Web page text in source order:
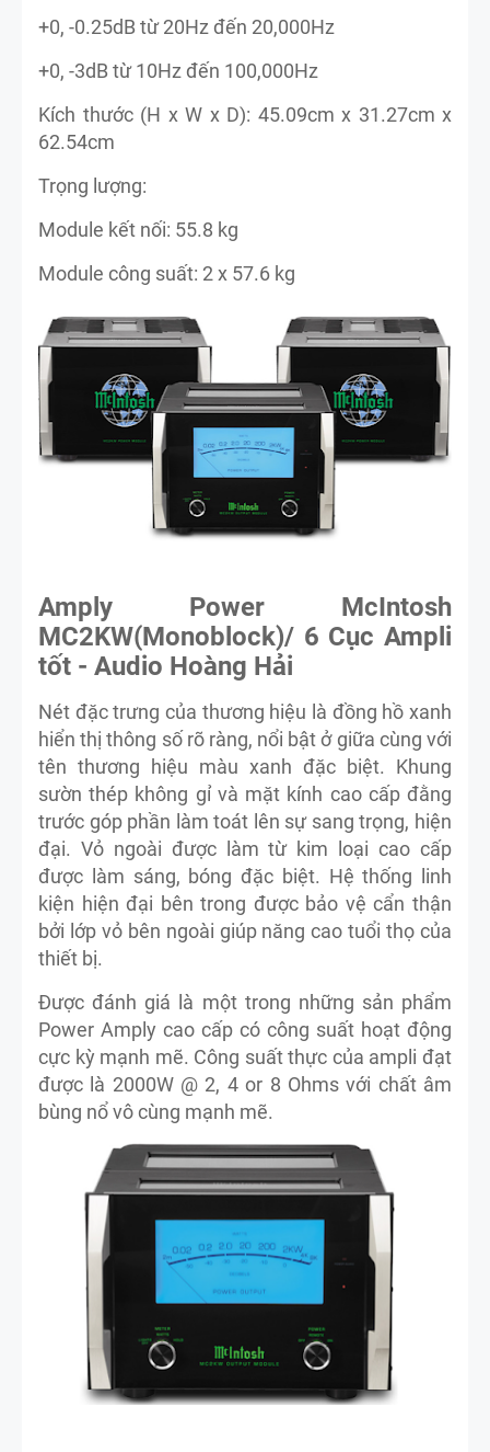
+0, -0.25dB từ 20Hz đến 20,000Hz
+0, -3dB từ 10Hz đến 100,000Hz
Kích thước (H x W x D): 45.09cm x 31.27cm x
62.54cm
Trọng lượng:
Module kết nối: 55.8 kg
Module công suất: 2 x 57.6 kg
Amply Power McIntosh
MC2KW(Monoblock)/ 6 Cục Ampli
tốt - Audio Hoàng Hải
Nét đặc trưng của thương hiệu là đồng hồ xanh
hiển thị thông số rõ ràng, nổi bật ở giữa cùng với
tên thương hiệu màu xanh đặc biệt. Khung
sườn thép không gỉ và mặt kính cao cấp đằng
trước góp phần làm toát lên sự sang trọng, hiện
đại. Vỏ ngoài được làm từ kim loại cao cấp
được làm sáng, bóng đặc biệt. Hệ thống linh
kiện hiện đại bên trong được bảo vệ cẩn thận
bởi lớp vỏ bên ngoài giúp năng cao tuổi thọ của
thiết bị.
Được đánh giá là một trong những sản phẩm
Power Amply cao cấp có công suất hoạt động
cực kỳ mạnh mẽ. Công suất thực của ampli đạt
được là 2000W @ 2, 4 or 8 Ohms với chất âm
bùng nổ vô cùng mạnh mẽ.